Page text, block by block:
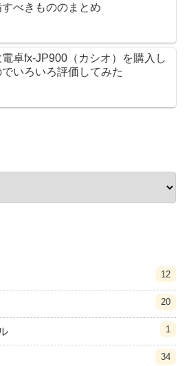
すべきもののまとめ
電卓fx-JP900（カシオ）を購入し
でいろいろ評価してみた
12
20
1
34